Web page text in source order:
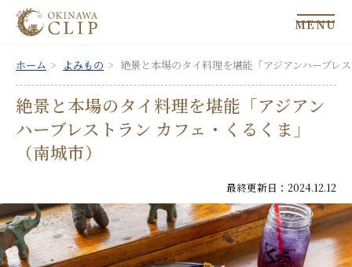
MENU
ホーム よみもの 絶景と本場のタイ料理を堪能「アジアンハーブレ
絶景と本場のタイ料理を堪能「アジアン
ハーブレストラン カフェ・くるくま」
（南城市）
最終更新日：2024.12.12